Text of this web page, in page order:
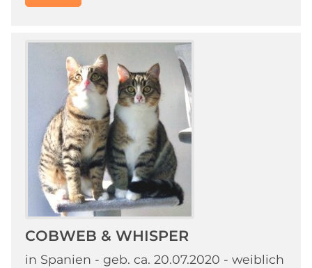
COBWEB & WHISPER
in Spanien - geb. ca. 20.07.2020 - weiblich